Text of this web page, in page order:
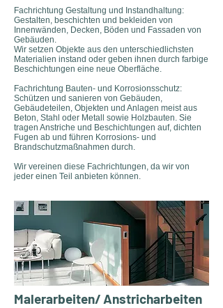
Fachrichtung Gestaltung und Instandhaltung:
Gestalten, beschichten und bekleiden von
Innenwänden, Decken, Böden und Fassaden von
Gebäuden.
Wir setzen Objekte aus den unterschiedlichsten
Materialien instand oder geben ihnen durch farbige
Beschichtungen eine neue Oberfläche.
Fachrichtung Bauten- und Korrosionsschutz:
Schützen und sanieren von Gebäuden,
Gebäudeteilen, Objekten und Anlagen meist aus
Beton, Stahl oder Metall sowie Holzbauten. Sie
tragen Anstriche und Beschichtungen auf, dichten
Fugen ab und führen Korrosions- und
Brandschutzmaßnahmen durch.
Wir vereinen diese Fachrichtungen, da wir von
jeder einen Teil anbieten können.
Malerarbeiten/ Anstricharbeiten